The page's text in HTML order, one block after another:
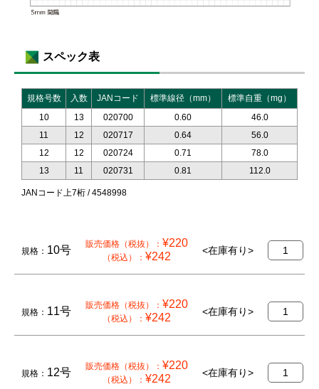
スペック表
規格号数 入数 JANコード 標準線径（mm）
標準自重（mg）
10
13 020700 0.60
46.0
11
12 020717 0.64
56.0
12
12 020724 0.71
78.0
13
11 020731 0.81 112.0
JANコード上7桁 / 4548998
規格： 10号 販売価格（税抜）： ¥220
（税込）： ¥242 <在庫有り>
規格： 11号 販売価格（税抜）： ¥220
（税込）： ¥242 <在庫有り>
規格： 12号 販売価格（税抜）： ¥220
（税込）： ¥242 <在庫有り>